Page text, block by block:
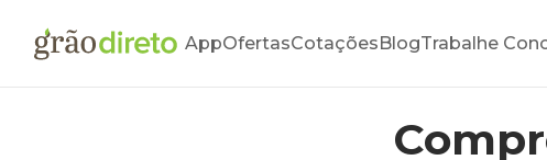
AppOfertasCotaçõesBlogTrabalhe